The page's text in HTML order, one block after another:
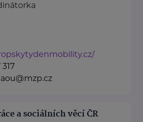
a sociálních věcí ČR